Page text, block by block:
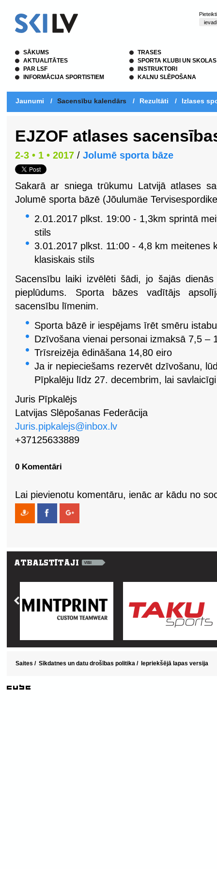
SĀKUMS
AKTUALITĀTES
PAR LSF
INFORMĀCIJA SPORTISTIEM
TRASES
SPORTA KLUBI UN SKOLAS
INSTRUKTORI
KALNU SLĒPOŠANA
Jaunumi / Sacensību kalendārs / Rezultāti / Izlases
EJZOF atlases
2-3 • 1 • 2017 / Jolumē sporta bāze
Sakarā ar sniega trūkumu Latvijā atlases
Jolumē sporta bāzē (Jõulumäe
2.01.2017 plkst. 19:00 - 1,3km sprintā
stils
3.01.2017 plkst. 11:00 - 4,8 km meitenes
klasiskais stils
Sacensību laiki izvēlēti šādi, jo šajās
pieplūdums. Sporta bāzes vadītājs
sacensību līmenim.
Sporta bāzē ir iespējams īrēt smēru
Dzīvošana vienai personai izmaksā 7,5 –
Trīsreizēja ēdināšana 14,80 eiro
Ja ir nepieciešams rezervēt dzīvošanu,
Pīpkalēju līdz 27. decembrim, lai
Juris Pīpkalējs
Latvijas Slēpošanas Federācija
Juris.pipkalejs@inbox.lv
+37125633889
0 Komentāri
Lai pievienotu komentāru, ienāc ar kādu no
Saites / Sīkdatnes un datu drošības politika / Iepriekšējā lapas versija